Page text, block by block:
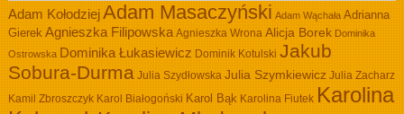
Adam KołodziejAdam Masaczyński Adam Wąchała Adrianna
Gierek Agnieszka Filipowska Agnieszka Wrona Alicja Borek Dominika
Ostrowska Dominika Łukasiewicz Dominik Kotulski Jakub
Sobura-Durma Julia Szydłowska Julia Szymkiewicz Julia Zacharz
Kamil Zbroszczyk Karol Białogoński Karol Bąk Karolina Fiutek Karolina